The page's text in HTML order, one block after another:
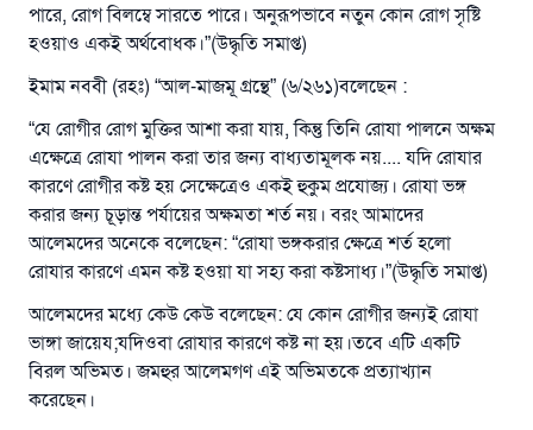
পারে, রোগ বিলম্বে সারতে পারে। অনুরূপভাবে নতুন কোন রোগ সৃষ্টি
হওয়াও একই অর্থবোধক।”(উদ্ধৃতি সমাপ্ত)
ইমাম নববী (রহঃ) “আল-মাজমূ গ্রন্থে” (৬/২৬১)বলেছেন :
“যে রোগীর রোগ মুক্তির আশা করা যায়, কিন্তু তিনি রোযা পালনে অক্ষম
এক্ষেত্রে রোযা পালন করা তার জন্য বাধ্যতামূলক নয়.... যদি রোযার
কারণে রোগীর কষ্ট হয় সেক্ষেত্রেও একই হুকুম প্রযোজ্য। রোযা ভঙ্গ
করার জন্য চূড়ান্ত পর্যায়ের অক্ষমতা শর্ত নয়। বরং আমাদের
আলেমদের অনেকে বলেছেন: “রোযা ভঙ্গকরার ক্ষেত্রে শর্ত হলো
রোযার কারণে এমন কষ্ট হওয়া যা সহ্য করা কষ্টসাধ্য।”(উদ্ধৃতি সমাপ্ত)
আলেমদের মধ্যে কেউ কেউ বলেছেন: যে কোন রোগীর জন্যই রোযা
ভাঙ্গা জায়েয;যদিওবা রোযার কারণে কষ্ট না হয়।তবে এটি একটি
বিরল অভিমত। জমহুর আলেমগণ এই অভিমতকে প্রত্যাখ্যান
করেছেন।
উত্তর নম্বর ১১০৮৪৫ একটি বিবাহ রক্ষা
উম্মাহকে উত্তর দিতে আমাদেরকে সহযোগিতা করুন
রাসূল সাল্লাল্লাহু আলাইহি ওয়া সাল্লাম বলেছেন
যে ব্যক্তি সৎ কর্মের পথ দেখাবে সে সৎকর্মকারীর সমান
সওয়াব পাবে
(সহিহ মুসলিম; ১৮৯৩)
এখনই শরীক হোন